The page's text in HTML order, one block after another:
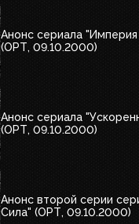
Анонс сериала
(ОРТ, 09.10.2000)
Анонс сериала
(ОРТ, 09.10.2000)
Анонс второй серии
Сила" (ОРТ, 09.10.2000)